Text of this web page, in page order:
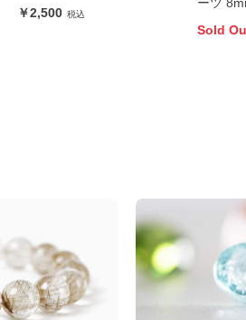
2,500
ーツ
Sold